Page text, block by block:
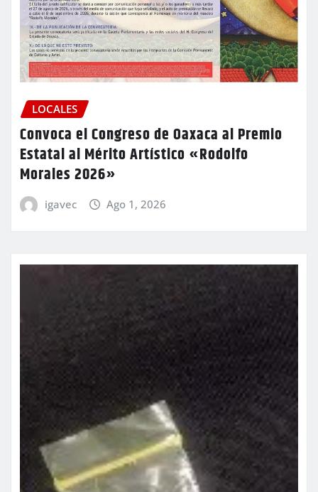
LOCALES
Convoca el Congreso de Oaxaca al Premio
Estatal al Mérito Artístico «Rodolfo
Morales 2026»
igavec Ago 1, 2026